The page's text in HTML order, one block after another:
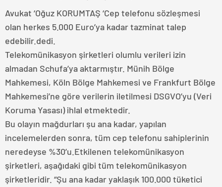
Avukat ‘Oğuz KORUMTAŞ ‘Cep telefonu sözleşmesi
olan herkes 5.000 Euro’ya kadar tazminat talep
edebilir.dedi.
Telekomünikasyon şirketleri olumlu verileri izin
almadan Schufa’ya aktarmıştır. Münih Bölge
Mahkemesi, Köln Bölge Mahkemesi ve Frankfurt Bölge
Mahkemesi’ne göre verilerin iletilmesi DSGVO’yu (Veri
Koruma Yasası) ihlal etmektedir.
Bu olayın mağdurları şu ana kadar, yapılan
incelemelerden sonra, tüm cep telefonu sahiplerinin
neredeyse %30’u.Etkilenen telekomünikasyon
şirketleri, aşağıdaki gibi tüm telekomünikasyon
şirketleridir. “Şu ana kadar yaklaşık 100.000 tüketici